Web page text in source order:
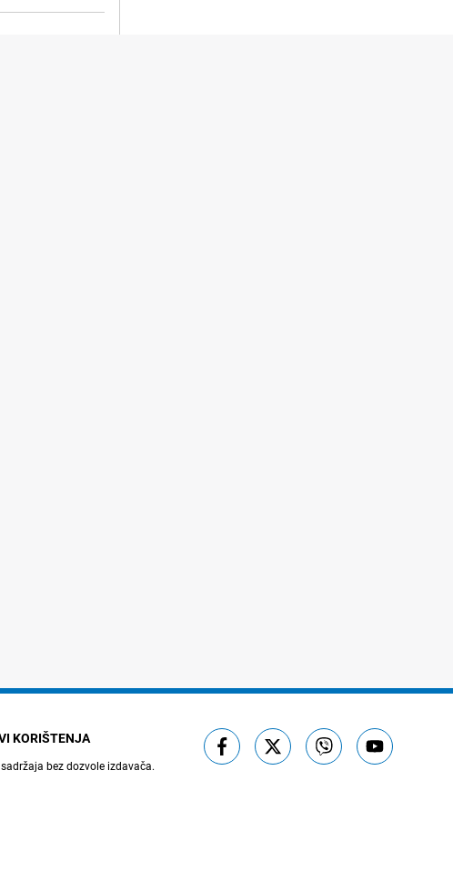
KORIŠTENJA
bez dozvole izdavača.